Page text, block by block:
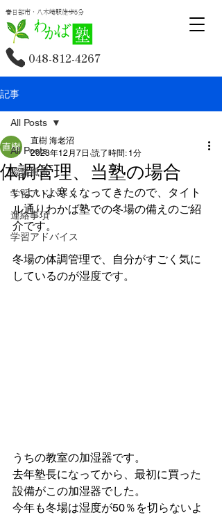
春日部市・八木崎駅徒歩5分
048-812-4267
記事
All Posts
授業風景
学習アドバイス
連絡事項
学習アドバイス
All Posts
体調管理、当塾の場合
直樹 海老沼
2023年12月7日 読了時間: 1分
いよいよ寒くなってきたので、タイト
ル通りわかば塾での冬場の備えのご紹
介です。
冬場の体調管理で、自分がすごく気に
しているのが湿度です。
うちの教室の加湿器です。
去年塾長になってから、最初に買った
設備がこの加湿器でした。
今年も冬場は湿度が50％を切らないよ